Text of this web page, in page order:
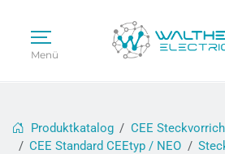
Menü
Produktkatalog
CEE
CEE Standard CEEtyp / NEO